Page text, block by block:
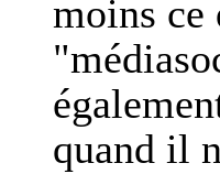
moins ce
quand il